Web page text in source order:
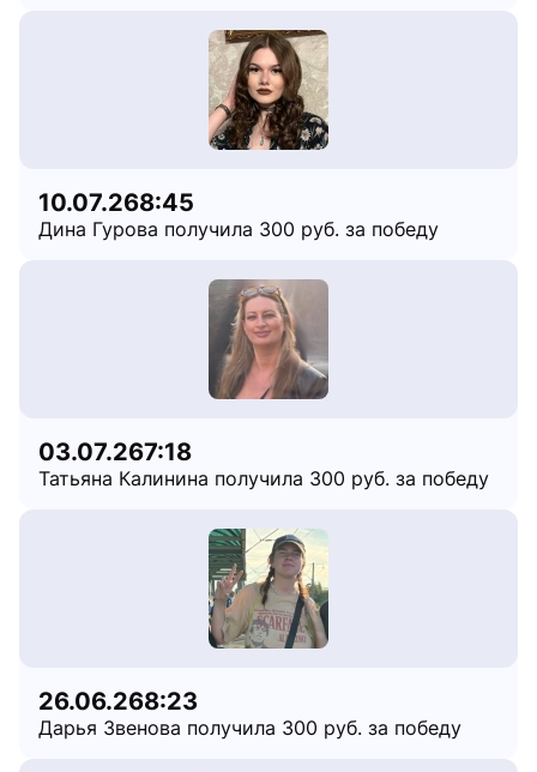
10.07.268:45
Дина Гурова получила 300 руб. за победу
03.07.267:18
Татьяна Калинина получила 300 руб. за победу
26.06.268:23
Дарья Звенова получила 300 руб. за победу